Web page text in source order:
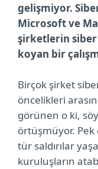
gelişmiyor.
Microsoft ve
şirketlerin siber
koyan bir
Birçok şirket
öncelikleri
görünen o ki,
örtüşmüyor. Pek
tür saldırılar
kuruluşların